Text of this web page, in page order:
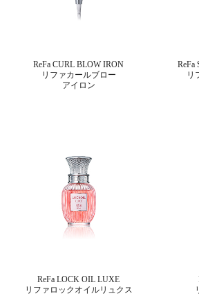
ReFa CURL BLOW IRON
リファカールブロー
アイロン
ReFa
リ
ReFa LOCK OIL LUXE
リファロックオイルリュクス